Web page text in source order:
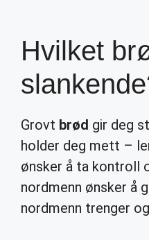
Hvilket
Grovt brød gir deg
holder deg mett –
ønsker å ta kontroll
nordmenn ønsker å
nordmenn trenger